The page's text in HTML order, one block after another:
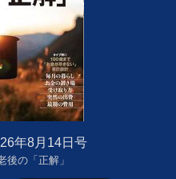
年8月14日号
後の「正解」